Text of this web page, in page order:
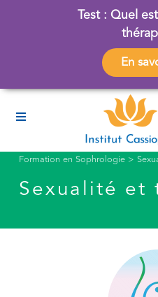
Test : Quel
En
Formation en Sophrologie >
Sexualité et